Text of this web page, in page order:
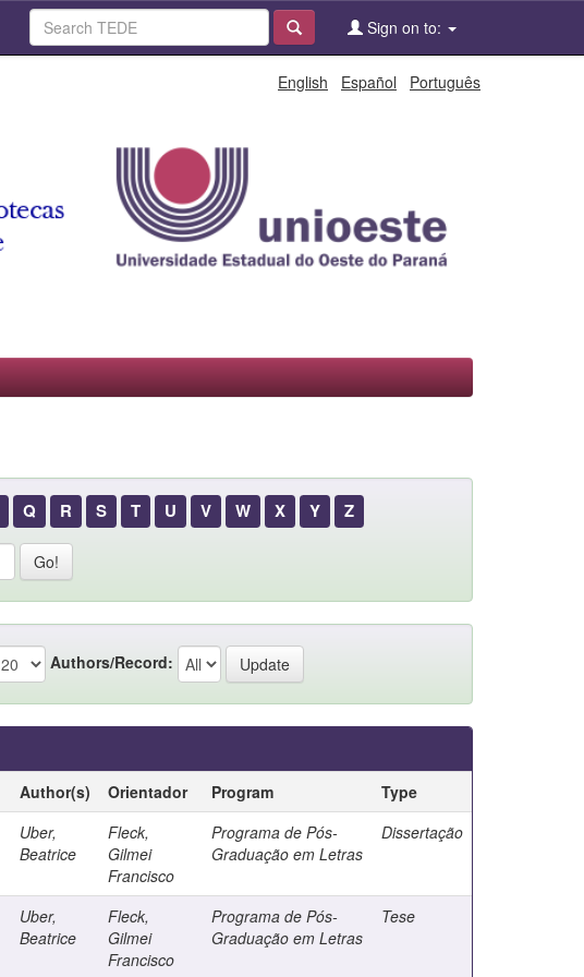
Sign on to:
English Español Português
Q R S T U V W X Y Z
Authors/Record:
Author(s) Orientador Program
Type
Uber,
Beatrice
Fleck,
Gilmei
Francisco
Programa de Pós-
Graduação em Letras
Dissertação
Uber,
Beatrice
Fleck,
Gilmei
Francisco
Programa de Pós-
Graduação em Letras
Tese